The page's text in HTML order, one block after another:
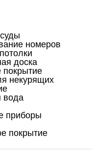
номеров
доска
покрытие
некурящих
вода
приборы
покрытие